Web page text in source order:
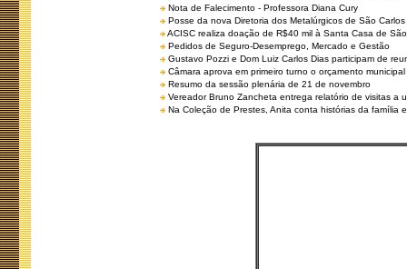
Nota de Falecimento - Professora Diana Cury
Posse da nova Diretoria dos Metalúrgicos de São
ACISC realiza doação de R$40 mil à Santa Casa de
Pedidos de Seguro-Desemprego, Mercado e Gestão
Gustavo Pozzi e Dom Luiz Carlos Dias participam de
Câmara aprova em primeiro turno o orçamento
Resumo da sessão plenária de 21 de novembro
Vereador Bruno Zancheta entrega relatório de visitas a
Na Coleção de Prestes, Anita conta histórias da família